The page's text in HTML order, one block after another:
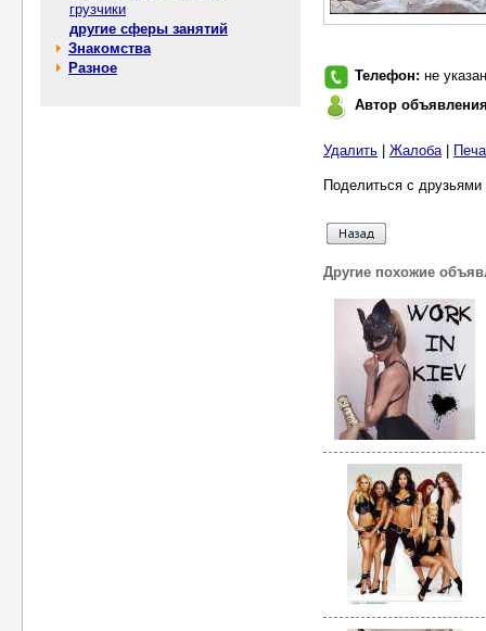
грузчики
другие сферы занятий
Знакомства
Разное
Телефон: не указан
Автор
Удалить Жалоба|
Поделиться с
Другие похожие